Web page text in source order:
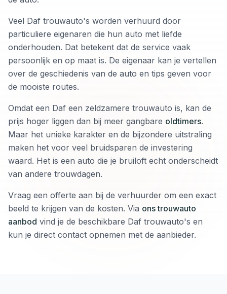
Veel Daf trouwauto's worden verhuurd door
particuliere eigenaren die hun auto met liefde
onderhouden. Dat betekent dat de service vaak
persoonlijk en op maat is. De eigenaar kan je vertellen
over de geschiedenis van de auto en tips geven voor
de mooiste routes.
Omdat een Daf een zeldzamere trouwauto is, kan de
prijs hoger liggen dan bij meer gangbare oldtimers.
Maar het unieke karakter en de bijzondere uitstraling
maken het voor veel bruidsparen de investering
waard. Het is een auto die je bruiloft echt onderscheidt
van andere trouwdagen.
Vraag een offerte aan bij de verhuurder om een exact
beeld te krijgen van de kosten. Via ons trouwauto
aanbod vind je de beschikbare Daf trouwauto's en
kun je direct contact opnemen met de aanbieder.